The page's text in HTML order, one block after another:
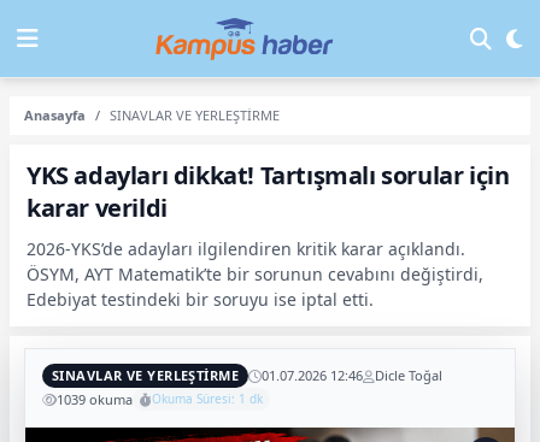
Anasayfa SINAVLAR VE YERLEŞTİRME
YKS adayları dikkat! Tartışmalı sorular için
karar verildi
2026-YKS’de adayları ilgilendiren kritik karar açıklandı.
ÖSYM, AYT Matematik’te bir sorunun cevabını değiştirdi,
Edebiyat testindeki bir soruyu ise iptal etti.
SINAVLAR VE YERLEŞTİRME 01.07.2026 12:46
Dicle Toğal
1039 okuma
Okuma Süresi: 1 dk